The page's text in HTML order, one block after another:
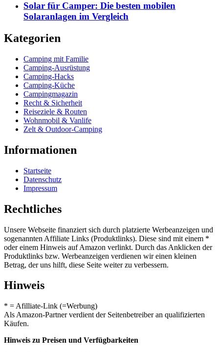
Solar für Camper: Die besten mobilen
Solaranlagen im Vergleich
Kategorien
Camping mit Familie
Camping-Ausrüstung
Camping-Hacks
Camping-Küche
Campingmagazin
Recht & Sicherheit
Reiseziele & Routen
Wohnmobil & Vanlife
Zelt & Outdoor-Camping
Informationen
Startseite
Datenschutz
Impressum
Rechtliches
Unsere Webseite finanziert sich durch platzierte Werbeanzeigen und
sogenannten Affiliate Links (Produktlinks). Diese sind mit einem *
oder einem Hinweis auf Amazon verlinkt. Durch das Anklicken der
Produktlinks bzw. Werbeanzeigen verdienen wir einen kleinen
Betrag, der uns hilft, diese Seite weiter zu verbessern.
Hinweis
* = Afilliate-Link (=Werbung)
Als Amazon-Partner verdient der Seitenbetreiber an qualifizierten
Käufen.
Hinweis zu Preisen und Verfügbarkeiten